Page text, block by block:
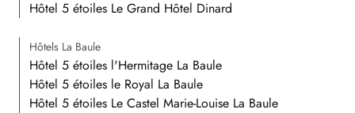
Hôtel 5 étoiles Le Grand Hôtel Dinard
Hôtels La Baule
Hôtel 5 étoiles l'Hermitage La Baule
Hôtel 5 étoiles le Royal La Baule
Hôtel 5 étoiles Le Castel Marie-Louise La Baule